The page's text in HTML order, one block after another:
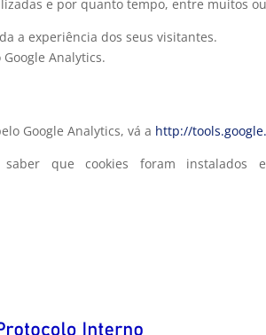
e por quanto tempo, entre muitos
a experiência dos seus visitantes.
Analytics.
Google Analytics, vá a http://
que cookies foram